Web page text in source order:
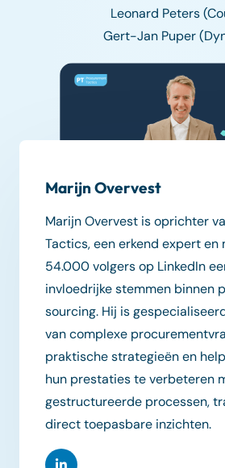
Leonard Peters
Gert-Jan Puper
Marijn Overvest
Marijn Overvest is oprichter
Tactics, een erkend expert en
54.000 volgers op LinkedIn
invloedrijke stemmen binnen
sourcing. Hij is
van complexe
praktische strategieën en
hun prestaties te verbeteren
gestructureerde processen,
direct toepasbare inzichten.